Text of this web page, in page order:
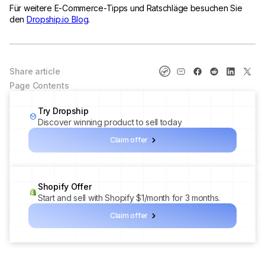
Für weitere E-Commerce-Tipps und Ratschläge besuchen Sie
den Dropship.io Blog.
Share article
Page Contents
Try Dropship
Discover winning product to sell today
Claim offer
Shopify Offer
Start and sell with Shopify $1/month for 3 months.
Claim offer